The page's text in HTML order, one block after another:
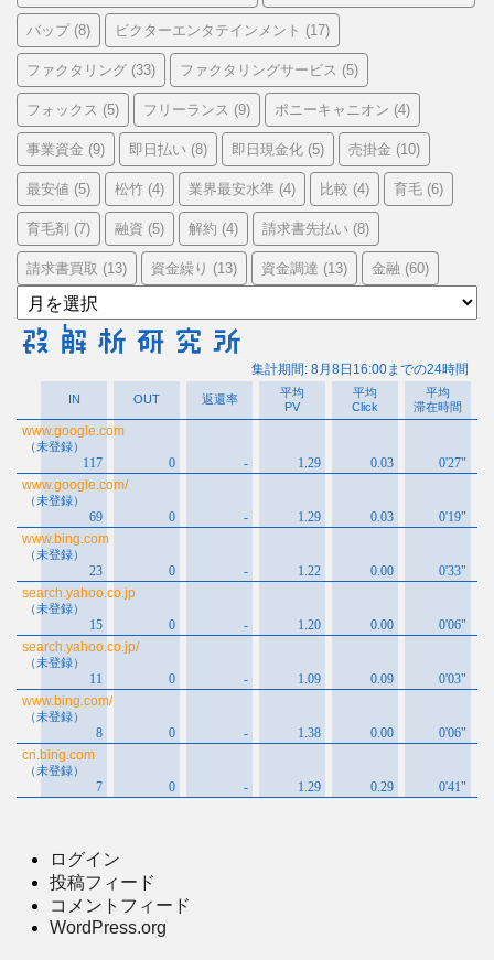
バップ(8) ビクターエンタテインメント (17)
ファクタリング (33) ファクタリングサービス (5)
フォックス (5) フリーランス (9) ポニーキャニオン (4)
事業資金 (9) 即日払い (8) 即日現金化 (5) 売掛金 (10)
最安値 (5) 松竹 (4) 業界最安水準 (4) 比較 (4) 育毛 (6)
育毛剤 (7) 融資 (5) 解約 (4) 請求書先払い (8)
請求書買取 (13) 資金繰り (13) 資金調達 (13) 金融 (60)
ア
ー
カ
ログイン
投稿フィード
コメントフィード
WordPress.org